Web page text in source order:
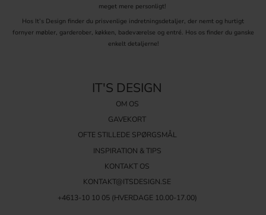
meget mere personligt!
Hos It’s Design finder du prisvenlige indretningsdetaljer, der nemt og hurtigt
fornyer møbler, garderober, køkken, badeværelse og entré. Hos os finder du ganske
enkelt detaljerne!
IT'S DESIGN
OM OS
GAVEKORT
OFTE STILLEDE SPØRGSMÅL
INSPIRATION & TIPS
KONTAKT OS
KONTAKT@ITSDESIGN.SE
+4613-10 10 05 (HVERDAGE 10.00-17.00)